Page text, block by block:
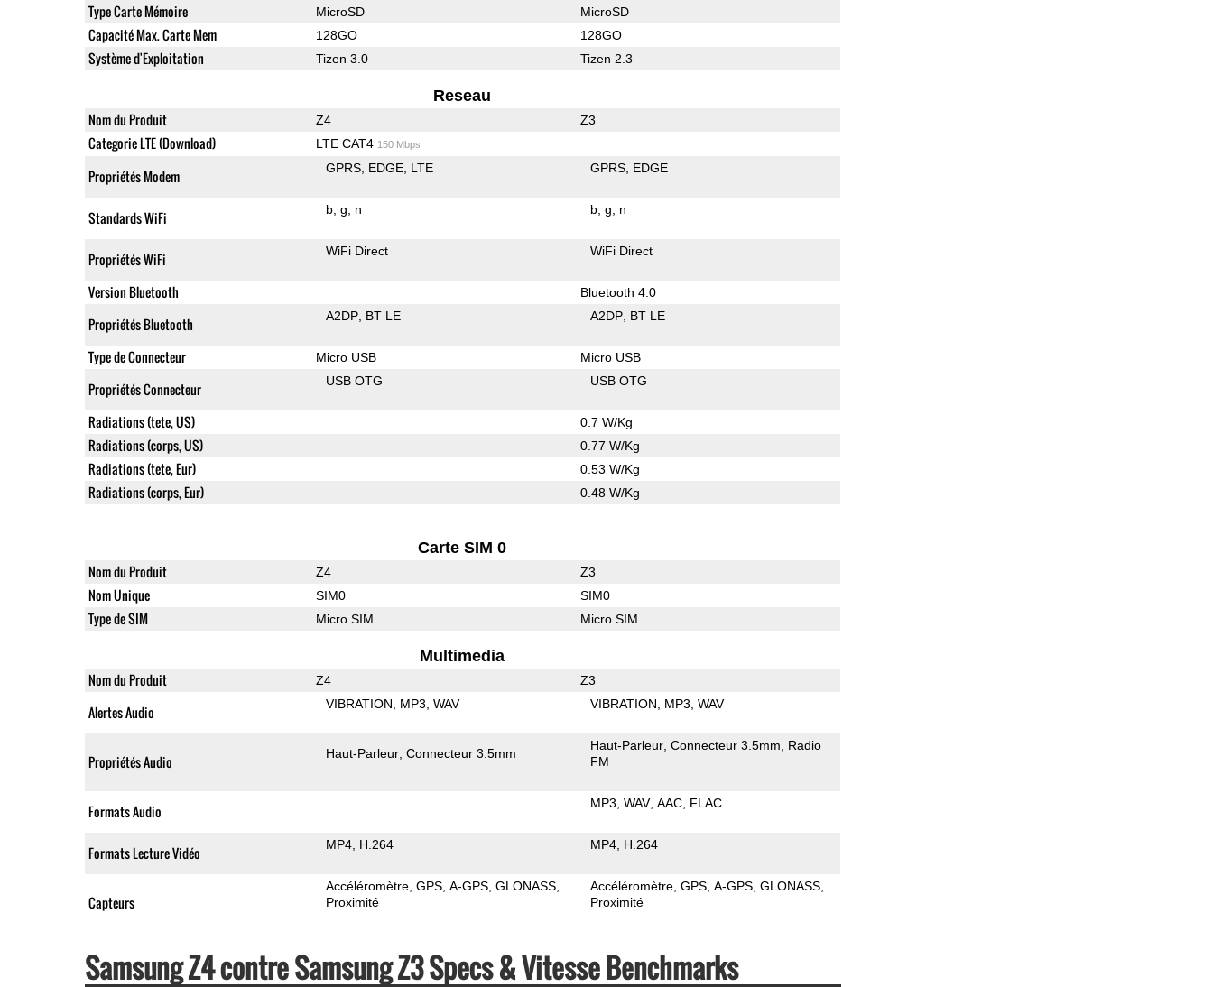
Type Carte Mémoire MicroSD MicroSD
Capacité Max. Carte Mem 128GO 128GO
Système d'Exploitation Tizen 3.0 Tizen 2.3
Reseau
Nom du Produit Z4 Z3
Categorie LTE (Download) LTE CAT4 150 Mbps
Propriétés Modem GPRS EDGE LTE GPRS EDGE
Standards WiFi b g n b g n
Propriétés WiFi WiFi Direct WiFi Direct
Version Bluetooth Bluetooth 4.0
Propriétés Bluetooth A2DP BT LE A2DP BT LE
Type de Connecteur Micro USB Micro USB
Propriétés Connecteur USB OTG USB OTG
Radiations (tete, US) 0.7 W/Kg
Radiations (corps, US) 0.77 W/Kg
Radiations (tete, Eur) 0.53 W/Kg
Radiations (corps, Eur) 0.48 W/Kg
Carte SIM 0
Nom du Produit Z4 Z3
Nom Unique SIM0 SIM0
Type de SIM Micro SIM Micro SIM
Multimedia
Nom du Produit Z4 Z3
Alertes Audio VIBRATION MP3 WAV VIBRATION MP3 WAV
Propriétés Audio Haut-Parleur Connecteur 3.5mm
Haut-Parleur Connecteur 3.5mm
Radio
FM
Formats Audio MP3 WAV AAC FLAC
Formats Lecture Vidéo MP4 H.264 MP4 H.264
Capteurs
Accéléromètre GPS A-GPS GLONASS
Proximité
Accéléromètre GPS A-GPS GLONASS
Proximité
Samsung Z4 contre Samsung Z3 Specs & Vitesse Benchmarks